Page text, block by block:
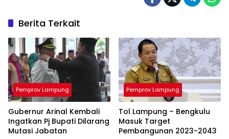
Berita Terkait
Pemprov Lampung
Gubernur Arinal Kembali
Ingatkan Pj Bupati Dilarang
Mutasi Jabatan
Pemprov Lampung
Tol Lampung – Bengkulu
Masuk Target
Pembangunan 2023-2043